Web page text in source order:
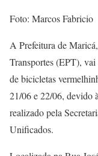
Foto: Marcos Fabricio
A Prefeitura de
Transportes (EPT),
de bicicletas
21/06 e 22/06, devido
realizado pela
Unificados.